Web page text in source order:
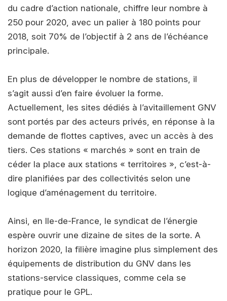
du cadre d’action nationale, chiffre leur nombre à
250 pour 2020, avec un palier à 180 points pour
2018, soit 70% de l’objectif à 2 ans de l’échéance
principale.
En plus de développer le nombre de stations, il
s’agit aussi d’en faire évoluer la forme.
Actuellement, les sites dédiés à l’avitaillement GNV
sont portés par des acteurs privés, en réponse à la
demande de flottes captives, avec un accès à des
tiers. Ces stations « marchés » sont en train de
céder la place aux stations « territoires », c’est-à-
dire planifiées par des collectivités selon une
logique d’aménagement du territoire.
Ainsi, en Ile-de-France, le syndicat de l’énergie
espère ouvrir une dizaine de sites de la sorte. A
horizon 2020, la filière imagine plus simplement des
équipements de distribution du GNV dans les
stations-service classiques, comme cela se
pratique pour le GPL.